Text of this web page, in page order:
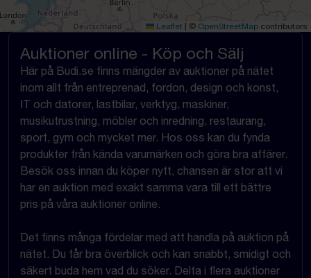
Leaflet © OpenStreetMap contributors
Auktioner online - Köp och Sälj
Här på Budi.se finns mängder av auktioner på nätet
inom allt från entreprenad, fordon, design och konst,
IT och datorer, lastbilar, verktyg, maskiner,
musikutrustning, möbler och inredning, restaurang,
sport, gym och mycket mer. Hos oss kan du fynda
produkter från kända varumärken och göra bra affärer.
Besök oss innan du köper nytt, chansen är stor att vi
har en auktion med exakt samma vara till ett bättre
pris på våra auktioner online.
Det finns många fördelar med att handla på auktion på
nätet. Du får bra överblick och kan snabbt, smidigt och
säkert buda hem vad du söker. Delta i flera auktioner